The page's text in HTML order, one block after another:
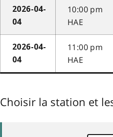
2026-04-
04
10:00 pm
HAE
2026-04-
04
11:00 pm
HAE
Choisir la station et